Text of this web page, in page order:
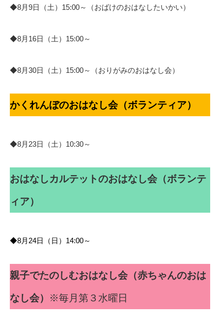
◆8月9日（土）15:00～（おばけのおはなしたいかい）
◆8月16日（土）15:00～
◆8月30日（土）15:00～（おりがみのおはなし会）
かくれんぼのおはなし会（ボランティア）
◆8月23日（土）10:30～
おはなしカルテットのおはなし会（ボランテ
ィア）
◆8月24日（日）14:00～
親子でたのしむおはなし会（赤ちゃんのおは
なし会） ※毎月第３水曜日